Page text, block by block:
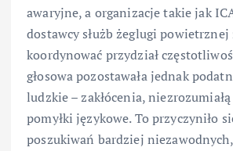
awaryjne, a organizacje takie jak
dostawcy służb żeglugi powietrznej
koordynować przydział
głosowa pozostawała jednak
ludzkie – zakłócenia,
pomyłki językowe. To przyczyniło
poszukiwań bardziej